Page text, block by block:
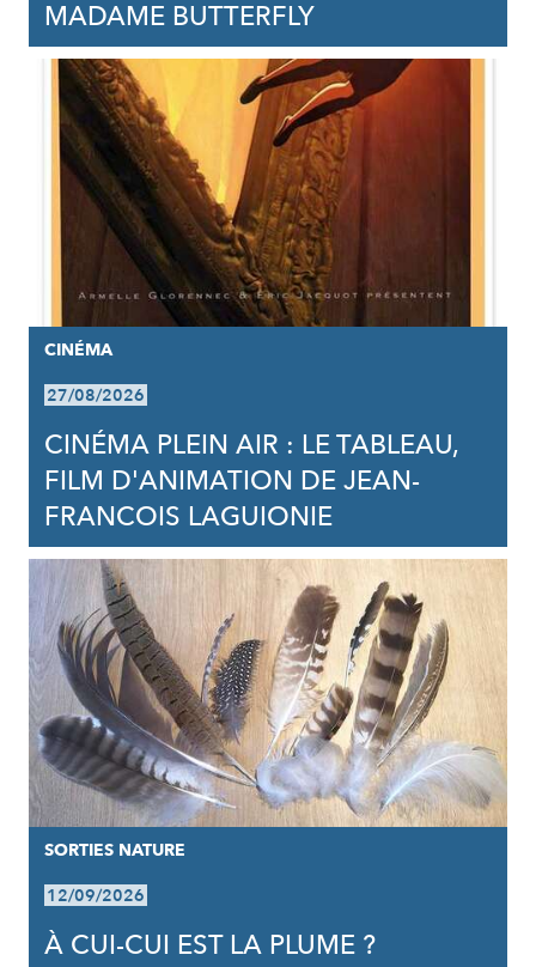
MADAME BUTTERFLY
CINÉMA
27/08/2026
CINÉMA PLEIN AIR : LE TABLEAU,
FILM D'ANIMATION DE JEAN-
FRANCOIS LAGUIONIE
SORTIES NATURE
12/09/2026
À CUI-CUI EST LA PLUME ?